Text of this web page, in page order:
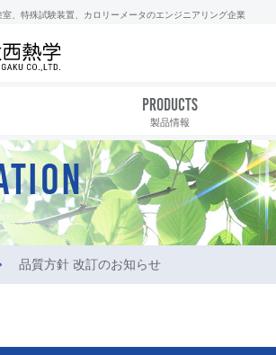
、特殊試験装置、カロリーメータのエンジニアリング企業
PRODUCTS
製品情報
品質方針 改訂のお知らせ